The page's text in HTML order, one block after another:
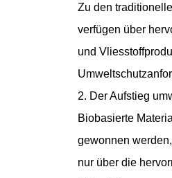
Zu den
verfügen über
und
2. Der Aufstieg
Biobasierte
gewonnen
nur über die